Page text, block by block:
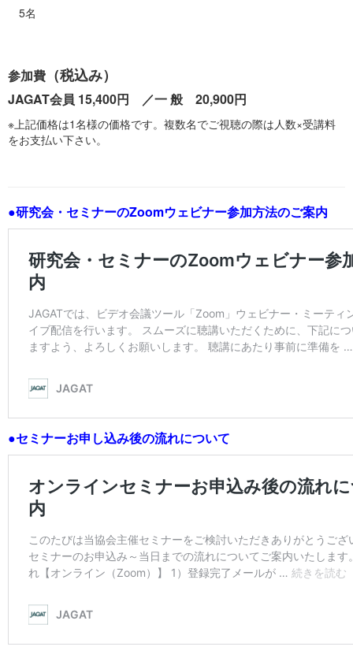
5名
参加費 （税込み）
JAGAT会員 15,400円 ／一 般 20,900円
※上記価格は1名様の価格です。複数名でご視聴の際は人数×受講料
をお支払い下さい。
●研究会・セミナーのZoomウェビナー参加方法のご案内
●セミナーお申し込み後の流れについて